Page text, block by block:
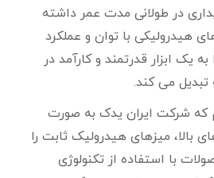
در طولانی‌ مدت عمر داشته
هیدرولیکی با توان و عملکرد
یک ابزار قدرتمند و کارآمد در
تبدیل می‌ کند.
که شرکت ایران یدک به صورت
بالا، میز‌های هیدرولیک ثابت را
با استفاده از تکنولوژی